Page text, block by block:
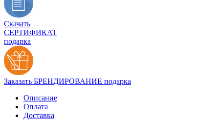
Скачать
СЕРТИФИКАТ
подарка
Заказать БРЕНДИРОВАНИЕ подарка
Описание
Оплата
Доставка